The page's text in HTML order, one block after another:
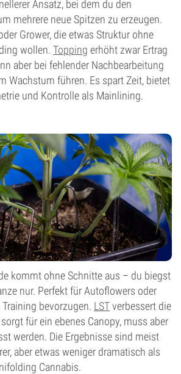
Ansatz, bei dem du den
mehrere neue Spitzen zu erzeugen.
Grower, die etwas Struktur ohne
wollen. Topping erhöht zwar Ertrag
aber bei fehlender Nachbearbeitung
Wachstum führen. Es spart Zeit, bietet
und Kontrolle als Mainlining.
kommt ohne Schnitte aus – du biegst
nur. Perfekt für Autoflowers oder
bevorzugen. LSTverbessert die
für ein ebenes Canopy, muss aber
werden. Die Ergebnisse sind meist
aber etwas weniger dramatisch als
Cannabis.